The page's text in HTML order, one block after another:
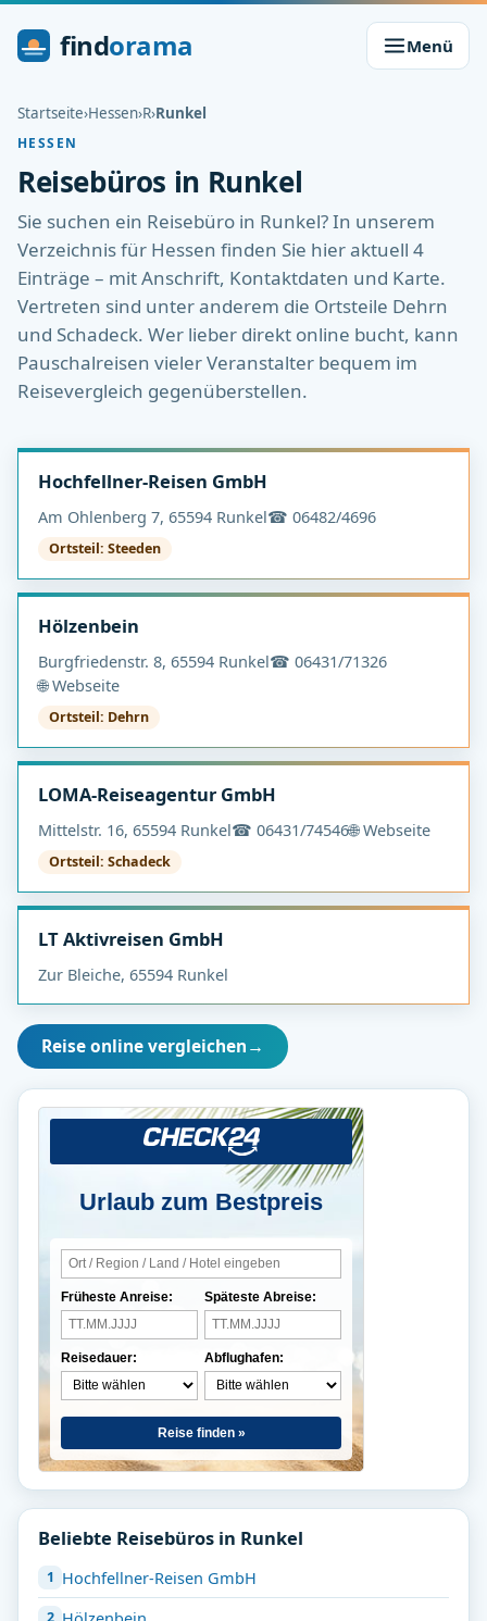
findorama Menü
Startseite›Hessen›R›Runkel
HESSEN
Reisebüros in Runkel
Sie suchen ein Reisebüro in Runkel? In unserem
Verzeichnis für Hessen finden Sie hier aktuell 4
Einträge – mit Anschrift, Kontaktdaten und Karte.
Vertreten sind unter anderem die Ortsteile Dehrn
und Schadeck. Wer lieber direkt online bucht, kann
Pauschalreisen vieler Veranstalter bequem im
Reisevergleich gegenüberstellen.
Hochfellner-Reisen GmbH
Am Ohlenberg 7, 65594 Runkel☎ 06482/4696
Ortsteil: Steeden
Hölzenbein
Burgfriedenstr. 8, 65594 Runkel☎ 06431/71326
🌐 Webseite
Ortsteil: Dehrn
LOMA-Reiseagentur GmbH
Mittelstr. 16, 65594 Runkel☎ 06431/74546🌐 Webseite
Ortsteil: Schadeck
LT Aktivreisen GmbH
Zur Bleiche, 65594 Runkel
Reise online vergleichen→
Urlaub zum Bestpreis
Früheste Anreise:
Reisedauer:
Späteste Abreise:
Abflughafen:
Reise finden »
Beliebte Reisebüros in Runkel
Hochfellner-Reisen GmbH